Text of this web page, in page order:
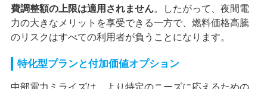
費調整額の上限は適用されません。したがって、夜間電
力の大きなメリットを享受できる一方で、燃料価格高騰
のリスクはすべての利用者が負うことになります。
特化型プランと付加価値オプション
中部電力ミライズは、より特定のニーズに応えるための